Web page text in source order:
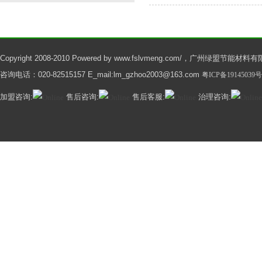
Copyright 2008-2010 Powered by www.fslvmeng.com/，广州绿盟节能材料
咨询电话：020-82515157 E_mail:lm_gzhoo2003@163.com 粤ICP备19145039号
加盟咨询: 售后咨询: 售后客服: 治理咨询: